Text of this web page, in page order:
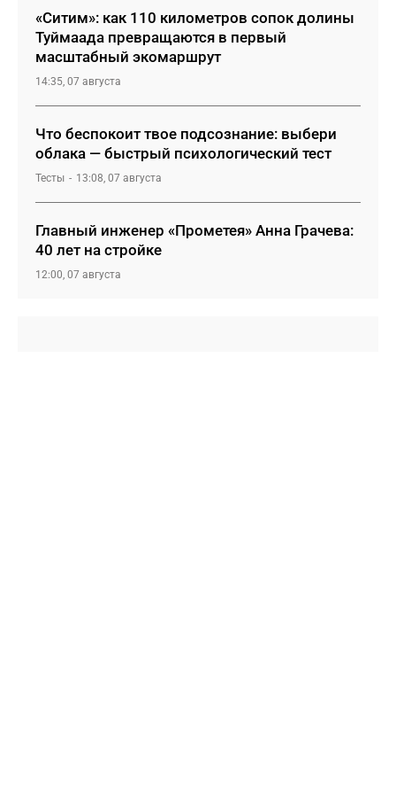
«Ситим»: как 110 километров сопок долины
Туймаада превращаются в первый
масштабный экомаршрут
14:35, 07 августа
Что беспокоит твое подсознание: выбери
облака — быстрый психологический тест
Тесты 13:08, 07 августа
Главный инженер «Прометея» Анна Грачева:
40 лет на стройке
12:00, 07 августа